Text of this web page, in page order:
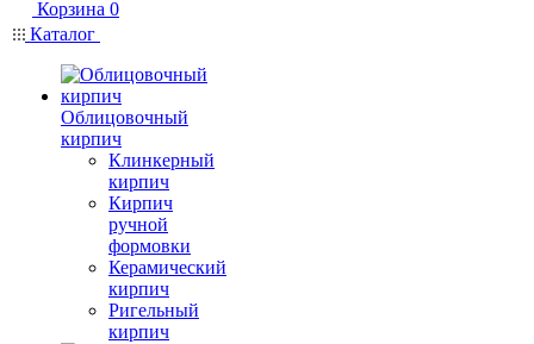
Корзина 0
Каталог
Облицовочный
кирпич
Клинкерный
кирпич
Кирпич
ручной
формовки
Керамический
кирпич
Ригельный
кирпич